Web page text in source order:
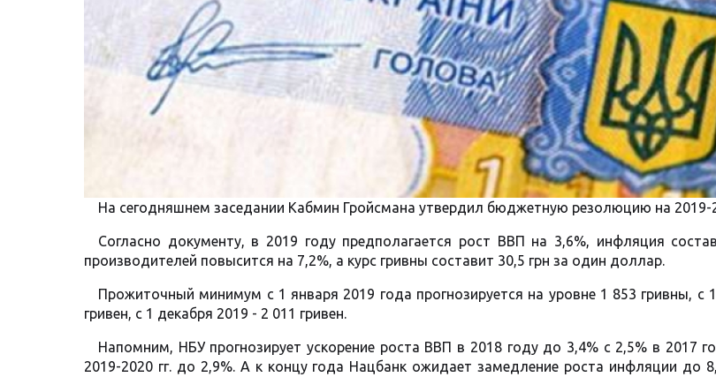
На сегодняшнем заседании Кабмин Гройсмана утвердил бюджетную резолюцию на 2019-
Согласно документу, в 2019 году предполагается рост ВВП на 3,6%, инфляция
производителей повысится на 7,2%, а курс гривны составит 30,5 грн за один доллар.
Прожиточный минимум с 1 января 2019 года прогнозируется на уровне 1 853 гривны, с
гривен, с 1 декабря 2019 - 2 011 гривен.
Напомним, НБУ прогнозирует ускорение роста ВВП в 2018 году до 3,4% с 2,5% в 2017
2019-2020 гг. до 2,9%. А к концу года Нацбанк ожидает замедление роста инфляции до